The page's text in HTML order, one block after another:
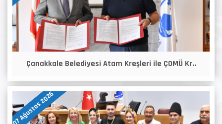
Çanakkale Belediyesi Atam Kreşleri ile ÇOMÜ Kr..
07 Ağustos 2026